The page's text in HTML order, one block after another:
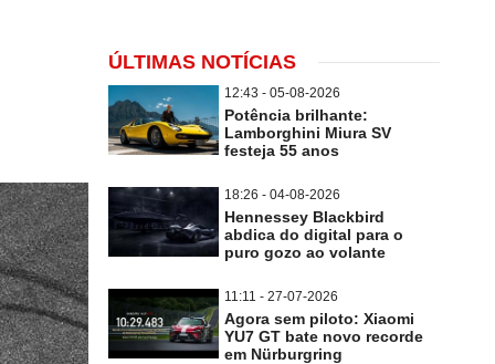
ÚLTIMAS NOTÍCIAS
12:43 - 05-08-2026
Potência brilhante:
Lamborghini Miura SV
festeja 55 anos
18:26 - 04-08-2026
Hennessey Blackbird
abdica do digital para o
puro gozo ao volante
11:11 - 27-07-2026
Agora sem piloto: Xiaomi
YU7 GT bate novo recorde
em Nürburgring